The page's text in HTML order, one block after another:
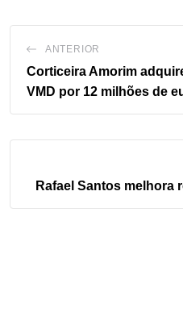
ANTERIOR
Corticeira Amorim
VMD por 12 milhões de
Rafael Santos melhora